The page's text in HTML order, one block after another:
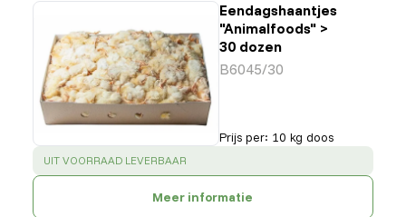
Eendagshaantjes
"Animalfoods" >
30 dozen
B6045/30
Prijs per: 10 kg doos
SUCCESS:
UIT VOORRAAD LEVERBAAR
Meer informatie